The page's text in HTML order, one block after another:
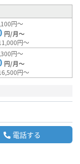
円～
円/月～
円～
円～
円/月～
円～
電話する